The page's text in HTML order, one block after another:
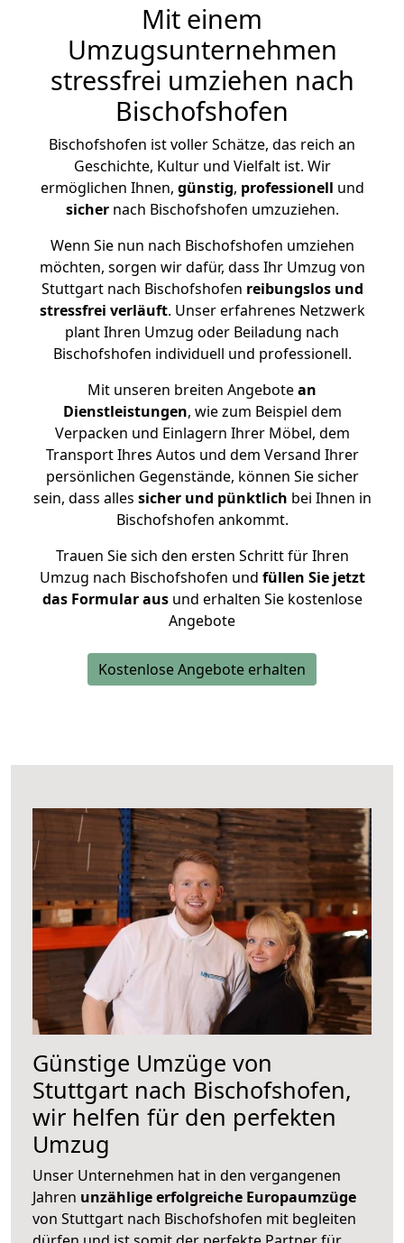
Mit einem
Umzugsunternehmen
stressfrei umziehen nach
Bischofshofen
Bischofshofen ist voller Schätze, das reich an
Geschichte, Kultur und Vielfalt ist. Wir
ermöglichen Ihnen, günstig, professionell und
sichernach Bischofshofen umzuziehen.
Wenn Sie nun nach Bischofshofen umziehen
möchten, sorgen wir dafür, dass Ihr Umzug von
Stuttgart nach Bischofshofen reibungslos und
stressfrei verläuft. Unser erfahrenes Netzwerk
plant Ihren Umzug oder Beiladung nach
Bischofshofen individuell und professionell.
Mit unseren breiten Angebotean
Dienstleistungen, wie zum Beispiel dem
Verpacken und Einlagern Ihrer Möbel, dem
Transport Ihres Autos und dem Versand Ihrer
persönlichen Gegenstände, können Sie sicher
sein, dass alles sicher und pünktlich bei Ihnen in
Bischofshofen ankommt.
Trauen Sie sich den ersten Schritt für Ihren
Umzug nach Bischofshofen und füllen Sie jetzt
das Formular ausund erhalten Sie kostenlose
Angebote
Kostenlose Angebote erhalten
Günstige Umzüge von
Stuttgart nach Bischofshofen,
wir helfen für den perfekten
Umzug
Unser Unternehmen hat in den vergangenen
Jahren unzählige erfolgreiche Europaumzüge
von Stuttgart nach Bischofshofen mit begleiten